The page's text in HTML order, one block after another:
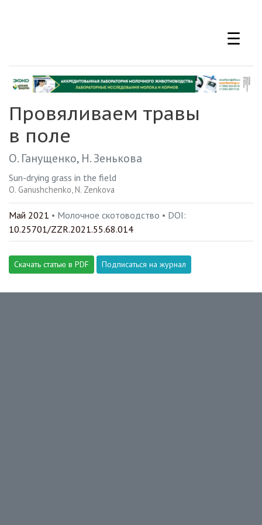
☰
Провяливаем травы
в поле
О. Ганущенко Н. Зенькова
Sun-drying grass in the field
O. Ganushchenko N. Zenkova
Май 2021 • Молочное скотоводство • DOI:
10.25701/ZZR.2021.55.68.014
Скачать статью в PDF Подписаться на журнал